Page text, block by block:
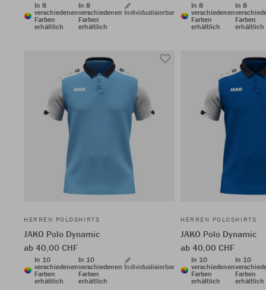
In 8
verschiedenen
Farben
erhältlich
In 8
verschiedenen
Farben
erhältlich
Individualisierbar
In 8
verschiedenen
Farben
erhältlich
In 8
Farben
erhältlich
HERREN POLOSHIRTS
JAKO Polo Dynamic
ab 40,00 CHF
In 10
verschiedenen
Farben
erhältlich
In 10
verschiedenen
Farben
erhältlich
Individualisierbar
HERREN POLOSHIRTS
JAKO Polo Dynamic
ab 40,00 CHF
In 10
verschiedenen
Farben
erhältlich
In 10
Farben
erhältlich